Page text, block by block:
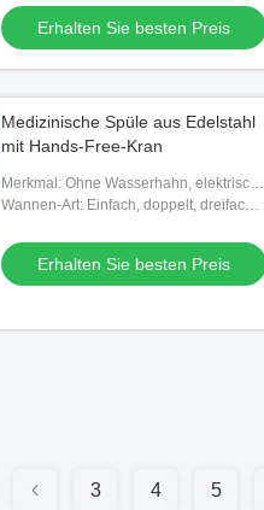
Wasserhahn,
Erhalten Sie besten Preis
Medizinische Spüle aus Edelstahl
mit Hands-Free-Kran
Merkmal: Ohne Wasserhahn, elektrische
Wasserhähne, abnehmbare Anti-
Wasserhahn,
Wannen-Art: Einfach, doppelt, dreifach
Erhalten Sie besten Preis
3 4 5